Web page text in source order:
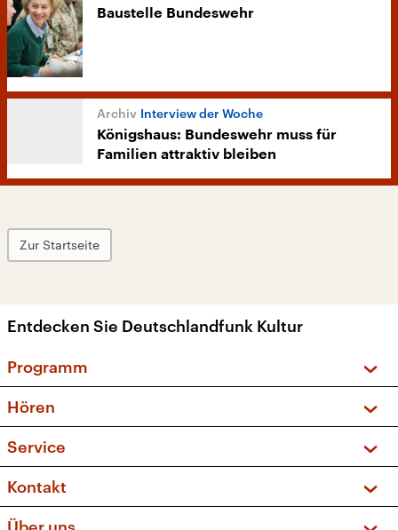
Baustelle Bundeswehr
Interview der Woche
Königshaus: Bundeswehr muss für
Familien attraktiv bleiben
Zur Startseite
Entdecken Sie Deutschlandfunk Kultur
Programm
Sendungen und Podcasts
Musikliste
Kakadu – Das Kinderprogramm
Hören
Frequenzen (UKW + DAB+)
Service
FAQ
Apps
Kontakt